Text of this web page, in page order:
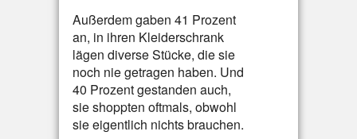
Außerdem gaben 41 Prozent
an, in ihren Kleiderschrank
lägen diverse Stücke, die sie
noch nie getragen haben. Und
40 Prozent gestanden auch,
sie shoppten oftmals, obwohl
sie eigentlich nichts brauchen.